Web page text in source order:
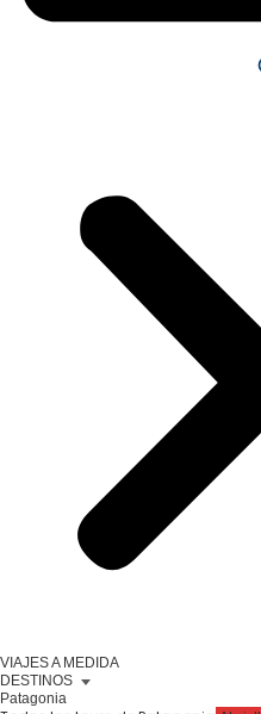
VIAJES A MEDIDA
DESTINOS
Patagonia